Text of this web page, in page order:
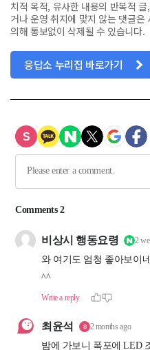
치적 목적, 유사한 내용의 반복적
거나 운영 취지에 맞지 않는 댓글은
의해 통보없이 삭제될 수 있습니다.
응답소 누리집 바로가기